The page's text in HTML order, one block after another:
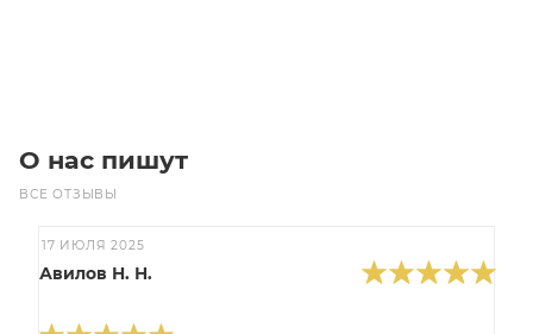
О нас пишут
ВСЕ ОТЗЫВЫ
17 ИЮЛЯ 2025
Авилов Н. Н.